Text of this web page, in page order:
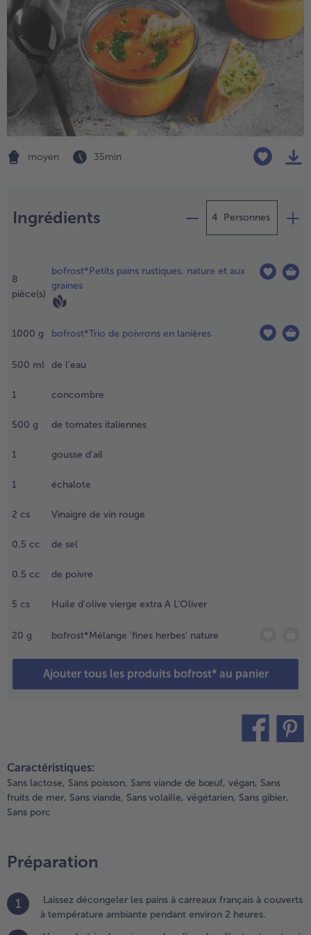
moyen 35 min
Ingrédients Personnes
8
pièce(s)
bofrost*Petits pains rustiques, nature et aux
graines
1000 g bofrost*Trio de poivrons en lanières
500 ml de l'eau
1 concombre
500 g de tomates italiennes
1 gousse d'ail
1 échalote
2 cs Vinaigre de vin rouge
0.5 cc de sel
0.5 cc de poivre
5 cs Huile d'olive vierge extra A L'Oliver
20 g bofrost*Mélange 'fines herbes' nature
Ajouter tous les produits bofrost* au panier
pains à
de
l'eau
portez
une
laissez
de
sur
plaque
les
et
Caractéristiques:
Sans lactose, Sans poisson, Sans viande de bœuf, végan, Sans
fruits de mer, Sans viande, Sans volaille, végétarien, Sans gibier,
Sans porc
Préparation
1
Laissez décongeler les pains à carreaux français à couverts
à température ambiante pendant environ 2 heures.